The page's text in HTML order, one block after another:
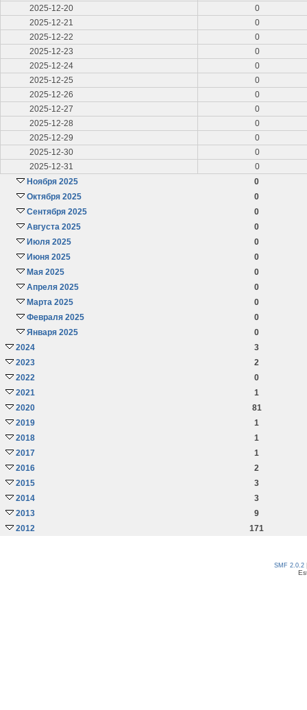
2025-12-20
0
2025-12-21
0
2025-12-22
0
2025-12-23
0
2025-12-24
0
2025-12-25
0
2025-12-26
0
2025-12-27
0
2025-12-28
0
2025-12-29
0
2025-12-30
0
2025-12-31
0
Ноября 2025
0
Октября 2025
0
Сентября 2025
0
Августа 2025
0
Июля 2025
0
Июня 2025
0
Мая 2025
0
Апреля 2025
0
Марта 2025
0
Февраля 2025
0
Января 2025
0
2024
3
2023
2
2022
0
2021
1
2020
81
2019
1
2018
1
2017
1
2016
2
2015
3
2014
3
2013
9
2012
171
SMF 2.0.2